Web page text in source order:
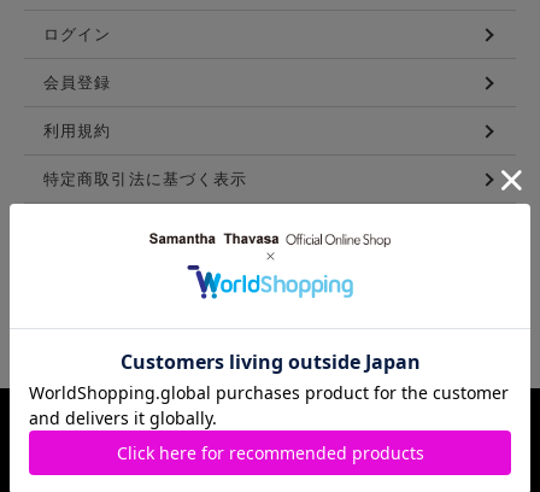
ログイン
会員登録
利用規約
特定商取引法に基づく表示